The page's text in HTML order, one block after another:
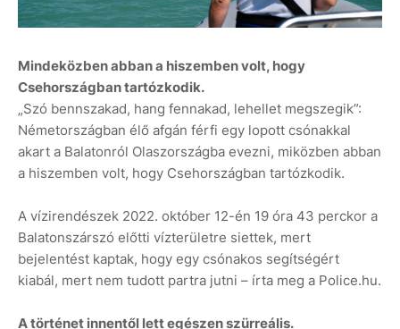
Mindeközben abban a hiszemben volt, hogy
Csehországban tartózkodik.
„Szó bennszakad, hang fennakad, lehellet megszegik”:
Németországban élő afgán férfi egy lopott csónakkal
akart a Balatonról Olaszországba evezni, miközben abban
a hiszemben volt, hogy Csehországban tartózkodik.
A vízirendészek 2022. október 12-én 19 óra 43 perckor a
Balatonszárszó előtti vízterületre siettek, mert
bejelentést kaptak, hogy egy csónakos segítségért
kiabál, mert nem tudott partra jutni – írta meg a Police.hu.
A történet innentől lett egészen szürreális.